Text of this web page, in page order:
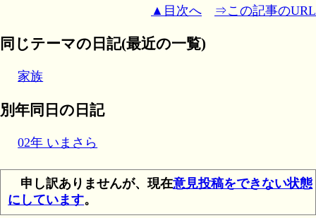
▲目次へ ⇒この記事のURL
同じテーマの日記(最近の一覧)
家族
別年同日の日記
02年 いまさら
申し訳ありませんが、現在意見投稿をできない状態
にしています。